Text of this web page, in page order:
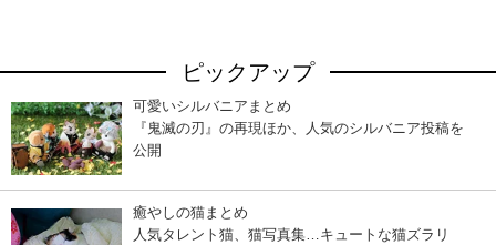
ピックアップ
可愛いシルバニアまとめ
『鬼滅の刃』の再現ほか、人気のシルバニア投稿を
公開
癒やしの猫まとめ
人気タレント猫、猫写真集…キュートな猫ズラリ